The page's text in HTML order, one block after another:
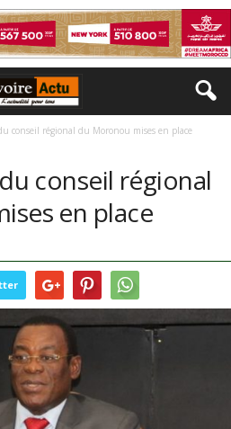
conseil régional du Moronou mises en place
conseil régional
en place